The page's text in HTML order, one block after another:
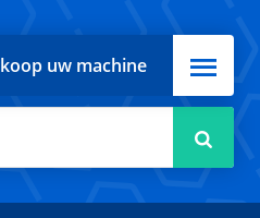
uw machine Menu